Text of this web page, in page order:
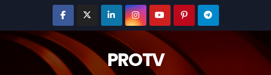
content
PROTV